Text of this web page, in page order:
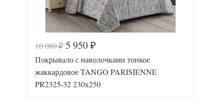
Код товара
560-888
Артикул
TT11189
1
Ткань
Жаккард
Размер пледа/
покрывала
10 080₽ 5 950 ₽
Покрывало с наволочками тонкое
жаккардовое TANGO PARISIENNE
PR2325-32 230х250